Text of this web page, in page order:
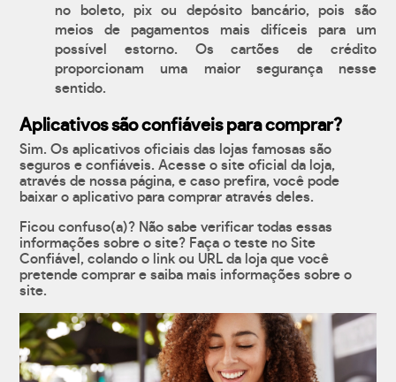
no boleto, pix ou depósito bancário, pois são
meios de pagamentos mais difíceis para um
possível estorno. Os cartões de crédito
proporcionam uma maior segurança nesse
sentido.
Aplicativos são confiáveis para comprar?
Sim. Os aplicativos oficiais das lojas famosas são
seguros e confiáveis. Acesse o site oficial da loja,
através de nossa página, e caso prefira, você pode
baixar o aplicativo para comprar através deles.
Ficou confuso(a)? Não sabe verificar todas essas
informações sobre o site? Faça o teste no Site
Confiável, colando o link ou URL da loja que você
pretende comprar e saiba mais informações sobre o
site.